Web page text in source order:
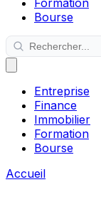
Formation
Bourse
Entreprise
Finance
Immobilier
Formation
Bourse
Accueil